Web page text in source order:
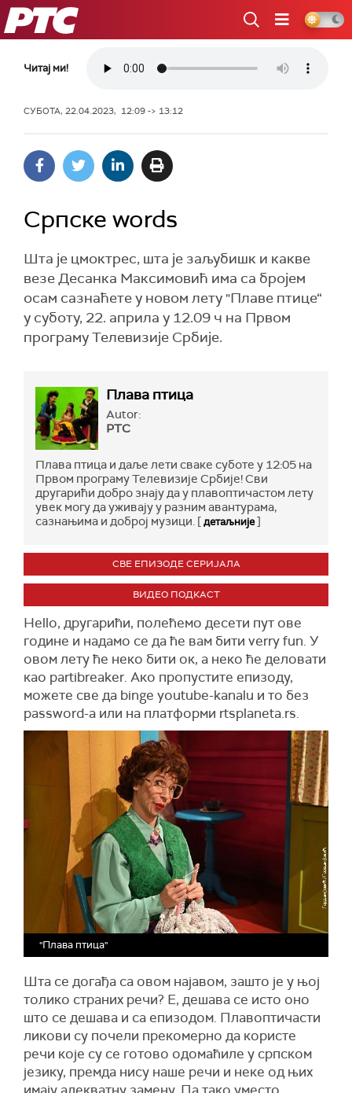
РТС
Читај ми!
СУБОТА, 22.04.2023, 12:09 -> 13:12
Српске words
Шта је цмоктрес, шта је заљубишк и какве
везе Десанка Максимовић има са бројем
осам сазнаћете у новом лету "Плаве птице“
у суботу, 22. априла у 12.09 ч на Првом
програму Телевизије Србије.
Плава птица
Autor:
РТС
Плава птица и даље лети сваке суботе у 12:05 на
Првом програму Телевизије Србије! Сви
другарићи добро знају да у плавоптичастом лету
увек могу да уживају у разним авантурама,
сазнањима и доброј музици. [детаљније]
СВЕ ЕПИЗОДЕ СЕРИЈАЛА
ВИДЕО ПОДКАСТ
Hello, другарићи, полећемо десети пут ове
године и надамо се да ће вам бити verry fun. У
овом лету ће неко бити ок, а неко ће деловати
као partibreaker. Ако пропустите епизоду,
можете све да binge youtube-kanalu и то без
password-а или на платформи rtsplaneta.rs.
"Плава птица"
Шта се догађа са овом најавом, зашто је у њој
толико страних речи? Е, дешава се исто оно
што се дешава и са епизодом. Плавоптичасти
ликови су почели прекомерно да користе
речи које су се готово одомаћиле у српском
језику, премда нису наше речи и неке од њих